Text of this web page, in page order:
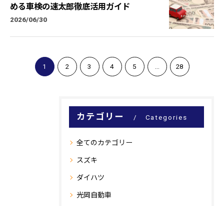
める車検の速太郎徹底活用ガイド
2026/06/30
1 2 3 4 5 28
カテゴリー Categories
全てのカテゴリー
スズキ
ダイハツ
光岡自動車